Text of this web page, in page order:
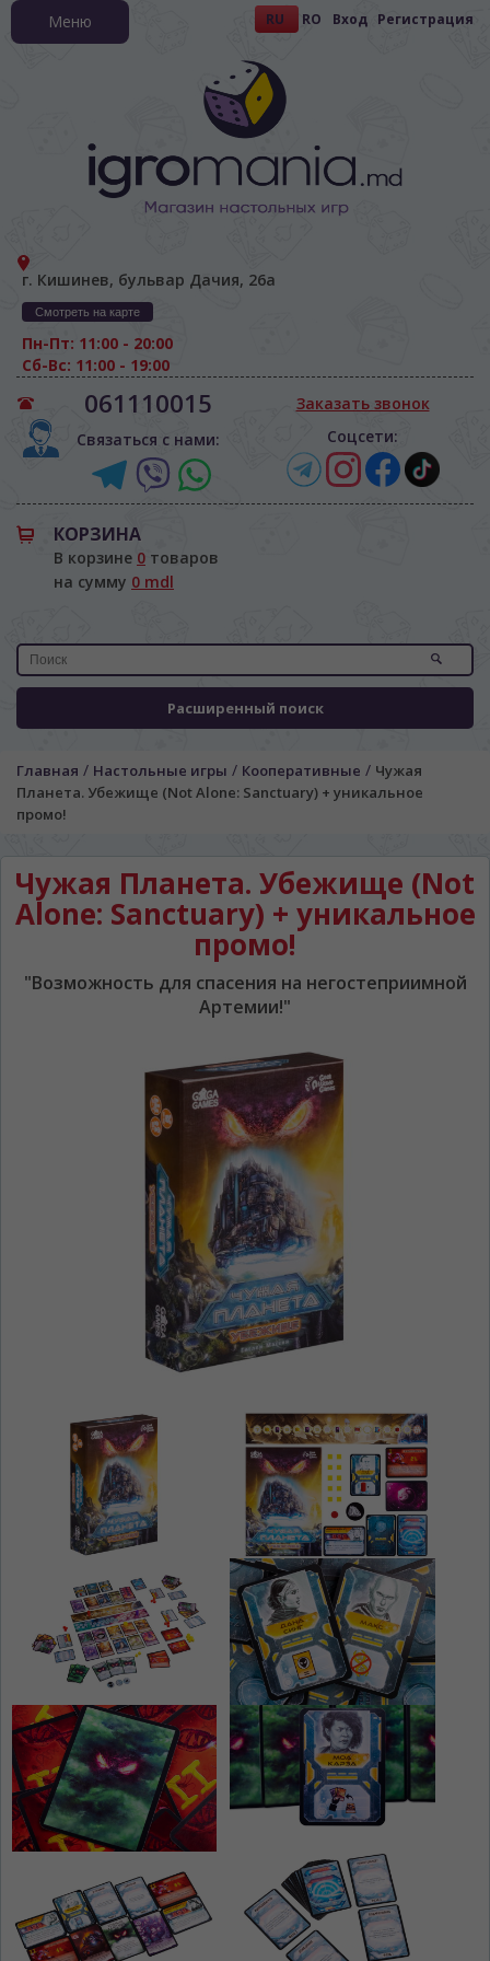
RU RO Вход Регистрация
г. Кишинев, бульвар Дачия, 26а
Смотреть на карте
Пн-Пт: 11:00 - 20:00
Сб-Вс: 11:00 - 19:00
061110015
Связаться с нами:
Заказать звонок
Соцсети:
КОРЗИНА
В корзине 0 товаров
на сумму 0 mdl
Расширенный поиск
Меню
Главная / Настольные игры / Кооперативные / Чужая
Планета. Убежище (Not Alone: Sanctuary) + уникальное
промо!
Чужая Планета. Убежище (Not
Alone: Sanctuary) + уникальное
промо!
"Возможность для спасения на негостеприимной
Артемии!"